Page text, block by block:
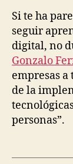
Si te ha
seguir
digital, no
Gonzalo
empresas
de la
personas”.